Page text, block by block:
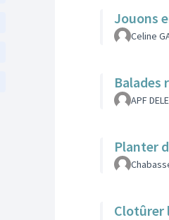
Jouons
Celine
Balades
APF
Planter
Clotûrer